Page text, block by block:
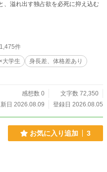
、溢れ出す独占欲を必死に抑え込む
件
大学生
身長差、体格差あり
感想数 0
文字数 72,350
日 2026.08.09
登録日 2026.08.05
お気に入り追加 3